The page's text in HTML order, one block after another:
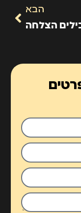
הבא
הצלחה